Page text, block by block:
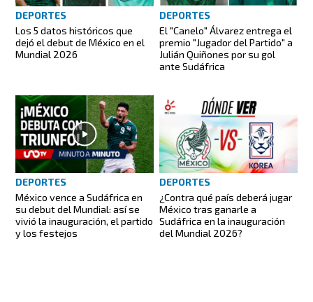
DEPORTES
Los 5 datos históricos que
dejó el debut de México en el
Mundial 2026
DEPORTES
El "Canelo" Álvarez entrega el
premio "Jugador del Partido" a
Julián Quiñones por su gol
ante Sudáfrica
DEPORTES
México vence a Sudáfrica en
su debut del Mundial: así se
vivió la inauguración, el partido
y los festejos
DEPORTES
¿Contra qué país deberá jugar
México tras ganarle a
Sudáfrica en la inauguración
del Mundial 2026?